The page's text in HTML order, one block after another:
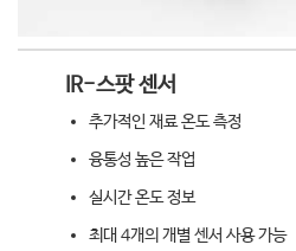
IR-스팟 센서
추가적인 재료 온도 측정
융통성 높은 작업
실시간 온도 정보
최대 4개의 개별 센서 사용 가능